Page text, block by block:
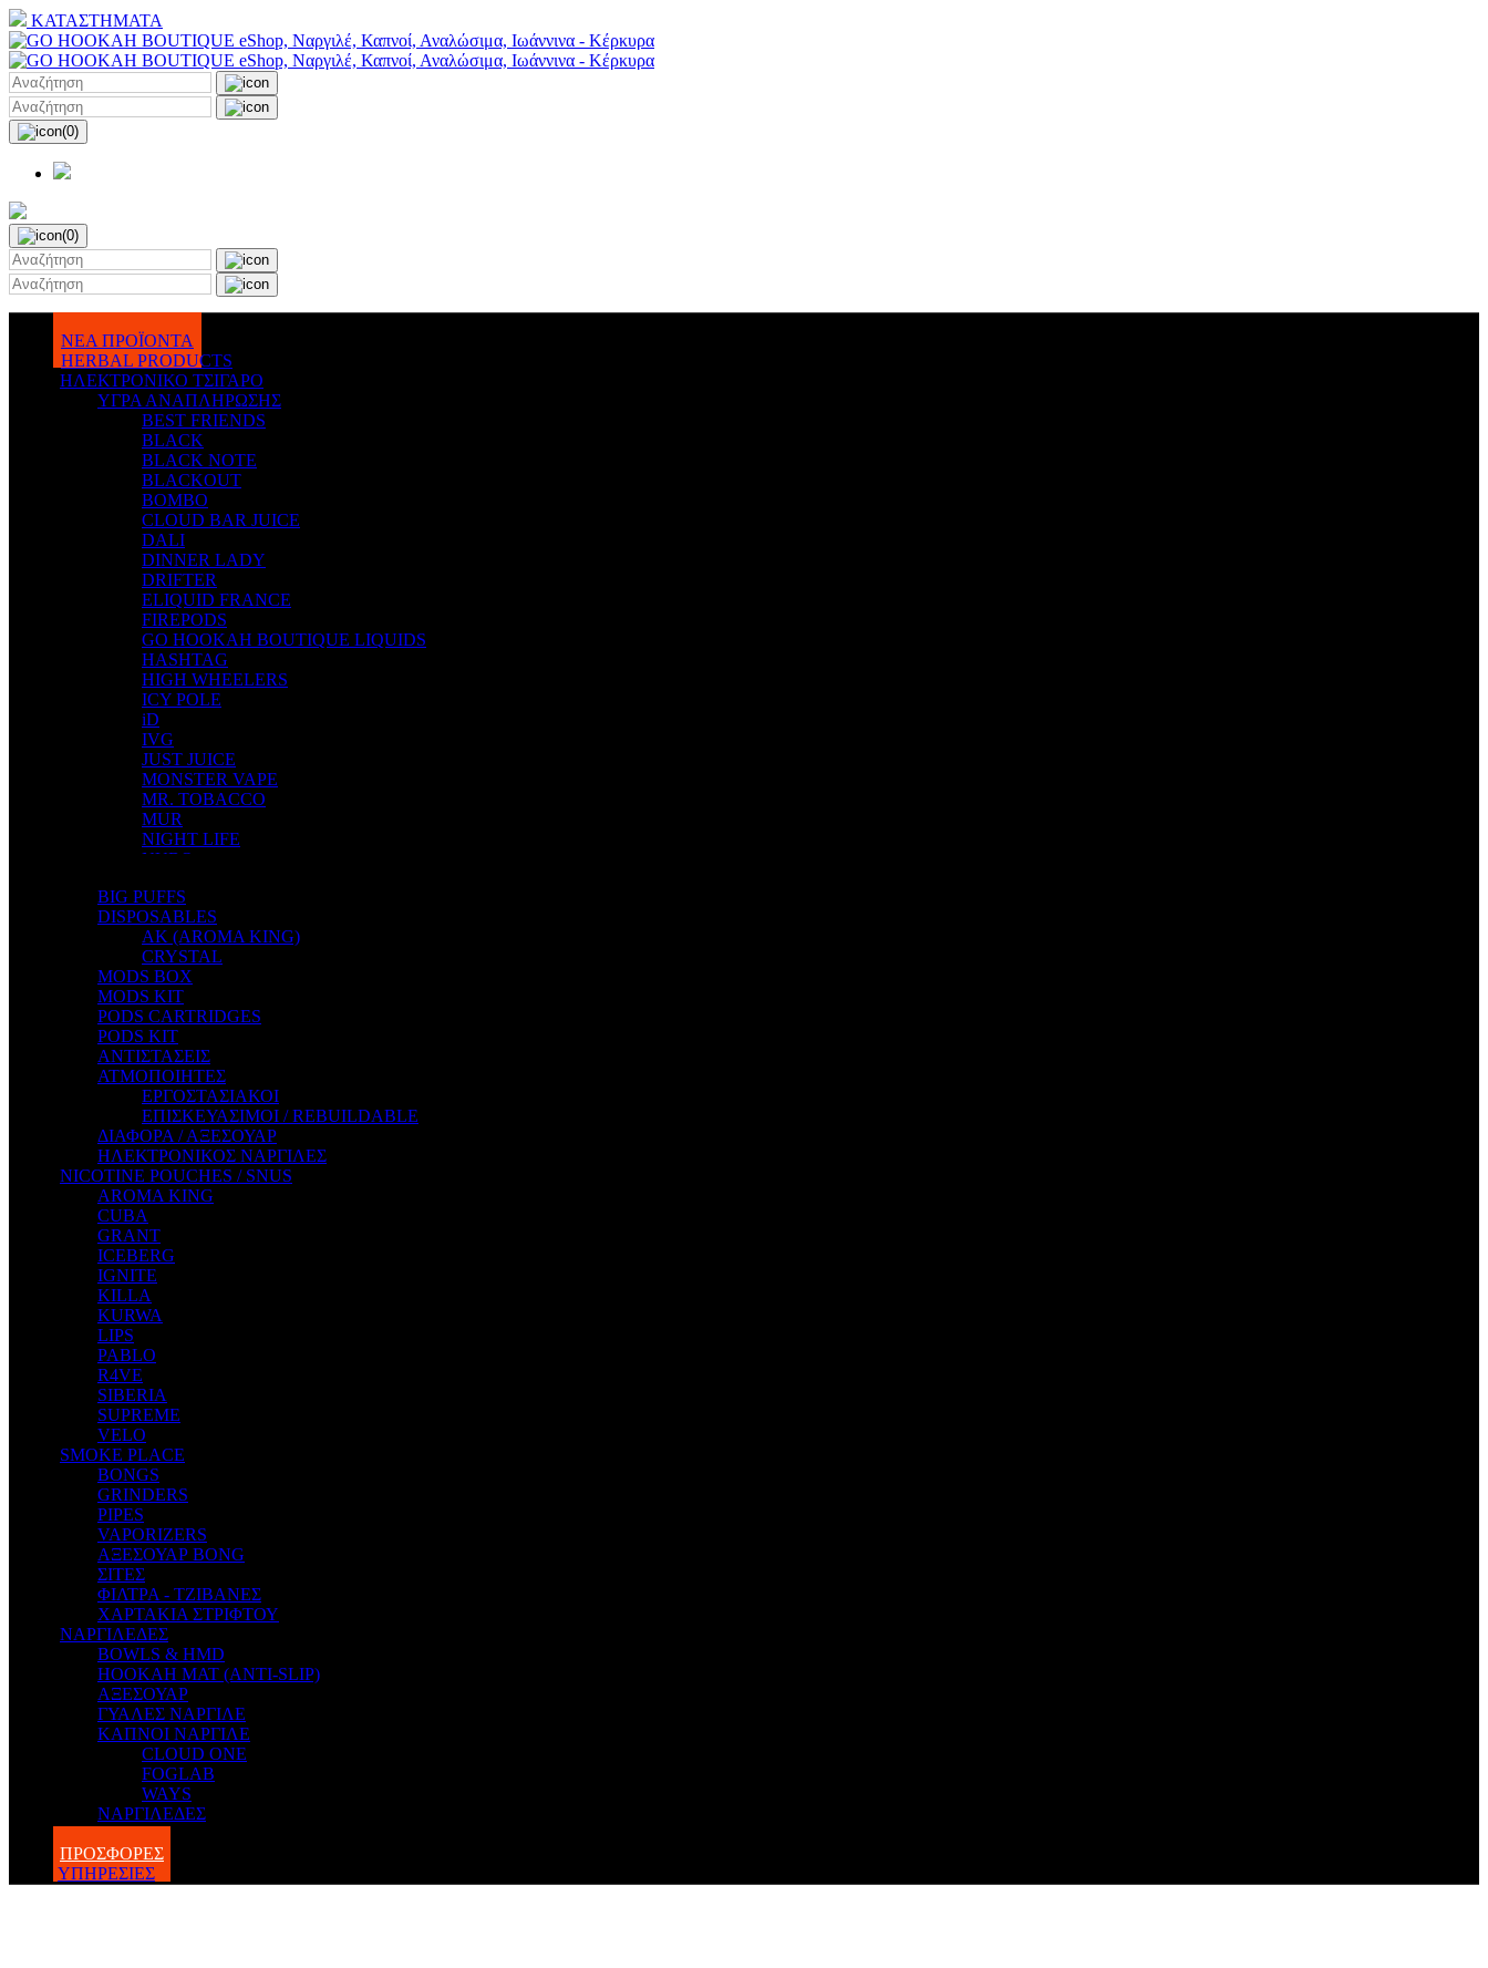
ΚΑΤΑΣΤΗΜΑΤΑ
(0)
(0)
ΝΕΑ ΠΡΟΪΟΝΤΑ
HERBAL PRODUCTS
ΗΛΕΚΤΡΟΝΙΚΟ ΤΣΙΓΑΡΟ
ΥΓΡΑ ΑΝΑΠΛΗΡΩΣΗΣ
BEST FRIENDS
BLACK
BLACK NOTE
BLACKOUT
BOMBO
CLOUD BAR JUICE
DALI
DINNER LADY
DRIFTER
ELIQUID FRANCE
FIREPODS
GO HOOKAH BOUTIQUE LIQUIDS
HASHTAG
HIGH WHEELERS
ICY POLE
iD
IVG
JUST JUICE
MONSTER VAPE
MR. TOBACCO
MUR
NIGHT LIFE
NUBO
OPMH PROJECT
S-ELF JUICE
SADBOY
SCANDAL
SECRET FOREST
STEAM CITY LIQUIDS
STEAM TRAIN
STEAMPUNK
TALES
TATTOO
THE ALCHEMIST
THE SMOKER'S CLUB
TIKI MAHU
TWIST
VAPE NOVA
VGOD
WILD ZOO
YETI
ZEUS JUICE
BIG PUFFS
DISPOSABLES
AK (AROMA KING)
CRYSTAL
MODS BOX
MODS KIT
PODS CARTRIDGES
PODS KIT
ΑΝΤΙΣΤΑΣΕΙΣ
ΑΤΜΟΠΟΙΗΤΕΣ
ΕΡΓΟΣΤΑΣΙΑΚΟΙ
ΕΠΙΣΚΕΥΑΣΙΜΟΙ / REBUILDABLE
ΔΙΑΦΟΡΑ / ΑΞΕΣΟΥΑΡ
ΗΛΕΚΤΡΟΝΙΚΟΣ ΝΑΡΓΙΛΕΣ
NICOTINE POUCHES / SNUS
AROMA KING
CUBA
GRANT
ICEBERG
IGNITE
KILLA
KURWA
LIPS
PABLO
R4VE
SIBERIA
SUPREME
VELO
SMOKE PLACE
BONGS
GRINDERS
PIPES
VAPORIZERS
ΑΞΕΣΟΥΑΡ BONG
ΣΙΤΕΣ
ΦΙΛΤΡΑ - ΤΖΙΒΑΝΕΣ
ΧΑΡΤΑΚΙΑ ΣΤΡΙΦΤΟΥ
ΝΑΡΓΙΛΕΔΕΣ
BOWLS & HMD
HOOKAH MAT (ANTI-SLIP)
ΑΞΕΣΟΥΑΡ
ΓΥΑΛΕΣ ΝΑΡΓΙΛΕ
ΚΑΠΝΟΙ ΝΑΡΓΙΛΕ
CLOUD ONE
FOGLAB
WAYS
ΝΑΡΓΙΛΕΔΕΣ
ΠΡΟΣΦΟΡΕΣ
ΥΠΗΡΕΣΙΕΣ